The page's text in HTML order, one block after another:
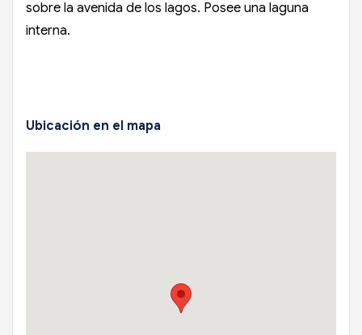
sobre la avenida de los lagos. Posee una laguna
interna.
Ubicación en el mapa